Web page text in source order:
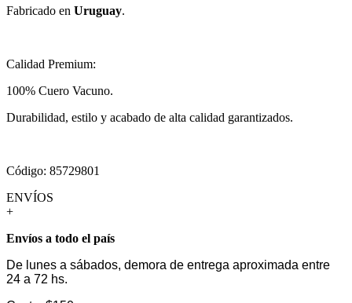
Fabricado en Uruguay.
Calidad Premium:
100% Cuero Vacuno.
Durabilidad, estilo y acabado de alta calidad garantizados.
Código: 85729801
ENVÍOS
+
Envíos a todo el país
De lunes a sábados, demora de entrega aproximada entre
24 a 72 hs.